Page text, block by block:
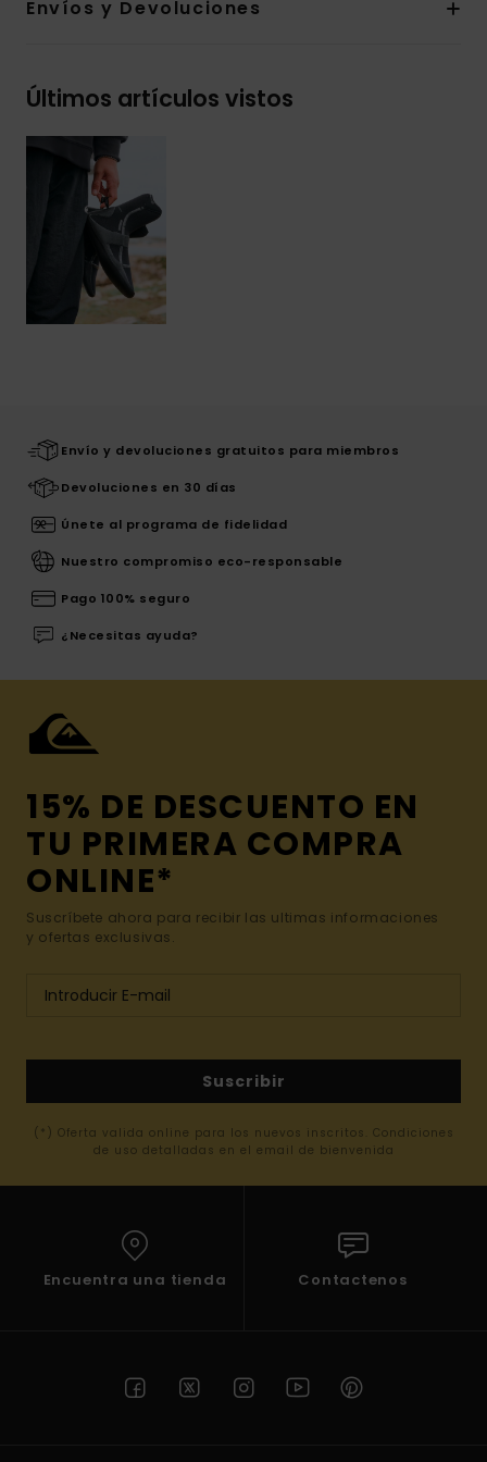
Envíos y Devoluciones
Últimos artículos vistos
Envío y devoluciones gratuitos para miembros
Devoluciones en 30 días
Únete al programa de fidelidad
Nuestro compromiso eco-responsable
Pago 100% seguro
¿Necesitas ayuda?
15% DE DESCUENTO EN
TU PRIMERA COMPRA
ONLINE*
Suscríbete ahora para recibir las ultimas informaciones
y ofertas exclusivas.
Suscribir
(*) Oferta valida online para los nuevos inscritos. Condiciones
de uso detalladas en el email de bienvenida
Encuentra una tienda Contactenos